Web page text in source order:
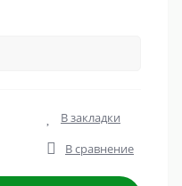
В закладки
В сравнение